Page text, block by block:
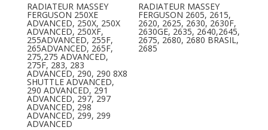
RADIATEUR MASSEY
FERGUSON 250XE
ADVANCED, 250X, 250X
ADVANCED, 250XF,
255ADVANCED, 255F,
265ADVANCED, 265F,
275,275 ADVANCED,
275F, 283, 283
ADVANCED, 290, 290 8X8
SHUTTLE ADVANCED,
290 ADVANCED, 291
ADVANCED, 297, 297
ADVANCED, 298
ADVANCED, 299, 299
ADVANCED
RADIATEUR MASSEY
FERGUSON 2605, 2615,
2620, 2625, 2630, 2630F,
2630GE, 2635, 2640,2645,
2675, 2680, 2680 BRASIL,
2685